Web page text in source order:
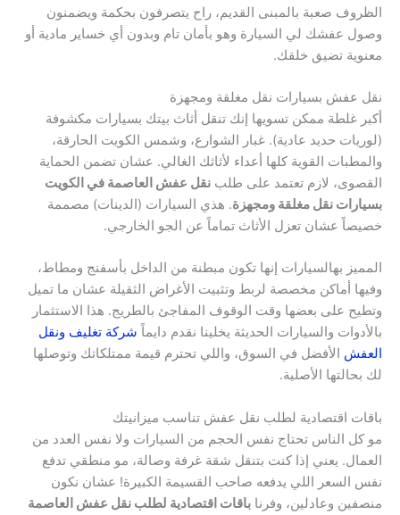
الظروف صعبة بالمبنى القديم، راح يتصرفون بحكمة ويضمنون
وصول عفشك لي السيارة وهو بأمان تام وبدون أي خساير مادية أو
معنوية تضيق خلقك.
نقل عفش بسيارات نقل مغلقة ومجهزة
أكبر غلطة ممكن تسويها إنك تنقل أثاث بيتك بسيارات مكشوفة
(لوريات حديد عادية). غبار الشوارع، وشمس الكويت الحارقة،
والمطبات القوية كلها أعداء لأثاثك الغالي. عشان تضمن الحماية
القصوى، لازم تعتمد على طلب نقل عفش العاصمة في الكويت
بسيارات نقل مغلقة ومجهزة. هذي السيارات (الدينات) مصممة
خصيصاً عشان تعزل الأثاث تماماً عن الجو الخارجي.
المميز بهالسيارات إنها تكون مبطنة من الداخل بأسفنج ومطاط،
وفيها أماكن مخصصة لربط وتثبيت الأغراض الثقيلة عشان ما تميل
وتطيح على بعضها وقت الوقوف المفاجئ بالطريج. هذا الاستثمار
بالأدوات والسيارات الحديثة يخلينا نقدم دايماً شركة تغليف ونقل
العفش الأفضل في السوق، واللي تحترم قيمة ممتلكاتك وتوصلها
لك بحالتها الأصلية.
باقات اقتصادية لطلب نقل عفش تناسب ميزانيتك
مو كل الناس تحتاج نفس الحجم من السيارات ولا نفس العدد من
العمال. يعني إذا كنت بتنقل شقة غرفة وصالة، مو منطقي تدفع
نفس السعر اللي يدفعه صاحب القسيمة الكبيرة! عشان نكون
منصفين وعادلين، وفرنا باقات اقتصادية لطلب نقل عفش العاصمة